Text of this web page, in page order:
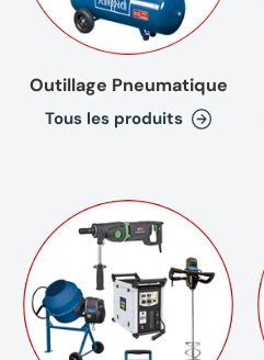
Outillage Pneumatique
Tous les produits